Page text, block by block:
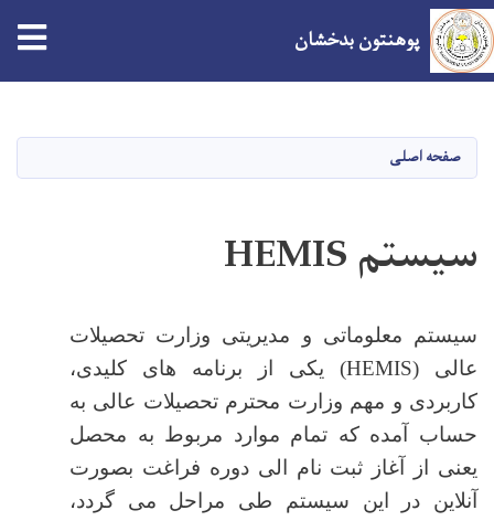
content
پوهنتون بدخشان
صفحه اصلی
سیستم HEMIS
سیستم معلوماتی و مدیریتی وزارت تحصیلات
عالی (HEMIS) یکی از برنامه های کلیدی،
کاربردی و مهم وزارت محترم تحصیلات عالی به
حساب آمده که تمام موارد مربوط به محصل
یعنی از آغاز ثبت نام الی دوره فراغت بصورت
آنلاین در این سیستم طی مراحل می گردد،